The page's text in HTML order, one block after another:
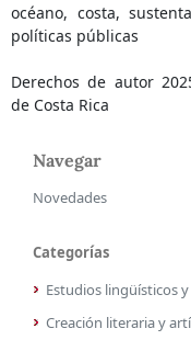
océano, costa,
políticas públicas
Derechos de autor
de Costa Rica
Navegar
Novedades
Categorías
Estudios lingüísticos
Creación literaria y